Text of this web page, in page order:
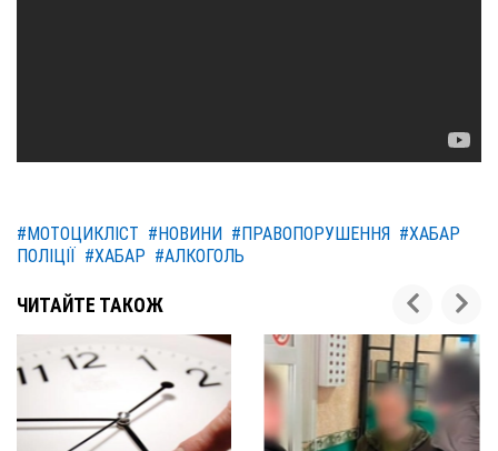
#МОТОЦИКЛІСТ #НОВИНИ #ПРАВОПОРУШЕННЯ #ХАБАР
ПОЛІЦІЇ
#ХАБАР #АЛКОГОЛЬ
ЧИТАЙТЕ ТАКОЖ